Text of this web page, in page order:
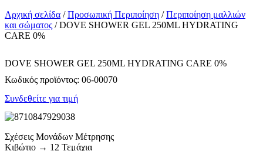
Αρχική σελίδα /Προσωπική Περιποίηση /Περιποίηση μαλλιών
και σώματος / DOVE SHOWER GEL 250ML HYDRATING
CARE 0%
DOVE SHOWER GEL 250ML HYDRATING CARE 0%
Κωδικός προϊόντος: 06-00070
Συνδεθείτε για τιμή
Σχέσεις Μονάδων Μέτρησης
Κιβώτιο → 12 Τεμάχια